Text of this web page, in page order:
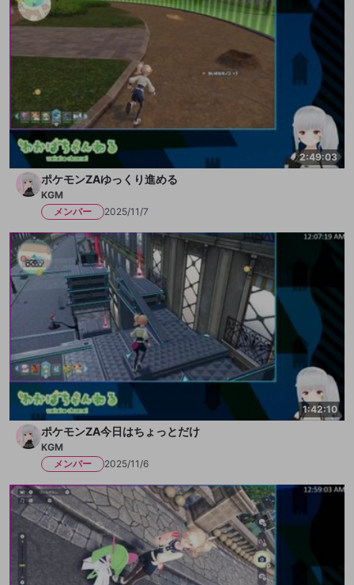
2:49:03
ポケモンZAゆっくり進める
KGM
メンバー
2025/11/7
1:42:10
ポケモンZA今日はちょっとだけ
KGM
メンバー
2025/11/6